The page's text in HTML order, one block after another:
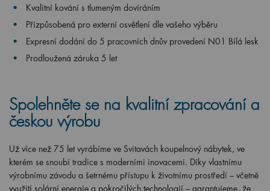
Kvalitní kování s tlumeným dovíráním
Přizpůsobená pro externí osvětlení dle vašeho výběru
Expresní dodání do 5 pracovních dnův provedení N01 Bílá lesk
Prodloužená záruka 5 let
Spolehněte se na kvalitní zpracování a
českou výrobu
Už více než 75 let vyrábíme ve Svitavách koupelnový nábytek, ve
kterém se snoubí tradice s moderními inovacemi. Díky vlastnímu
výrobnímu závodu a šetrnému přístupu k životnímu prostředí – včetně
využití solární energie a pokročilých technologií – garantujeme, že